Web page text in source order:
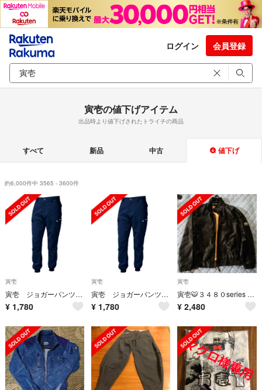
ログイン 会員登録
寅壱の値下げアイテム
出品時より値下げされたトライチの商品
すべて 新品 中古 値下げ
約6,000件中 3565 - 3600件
寅壱
寅壱 ジョガーパンツ Ｌサイズ 新品•未使用
¥ 1,780
寅壱
寅壱 ジョガーパンツ Ｌサイズ 新品未使用
¥ 1,780
寅壱
寅壱🐯３４８０series ブルゾン黒M 古着(きれい)
¥ 2,480